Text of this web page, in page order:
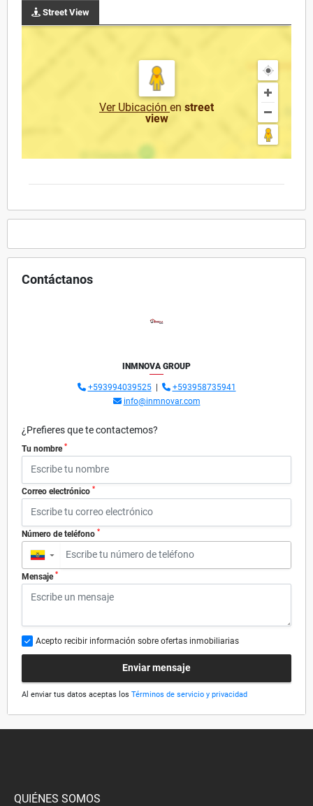
Street View
Ver Ubicación en street
view
Contáctanos
INMNOVA GROUP
+593994039525|
+593958735941
info@inmnovar.com
¿Prefieres que te contactemos?
Tu nombre *
Correo electrónico *
Número de teléfono *
▼
Mensaje *
Acepto recibir información sobre ofertas inmobiliarias
Enviar mensaje
Al enviar tus datos aceptas los Términos de servicio y privacidad
QUIÉNES SOMOS